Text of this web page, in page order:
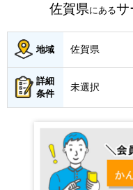
佐賀県にあるサ
地域 佐賀県
詳細
条件
未選択